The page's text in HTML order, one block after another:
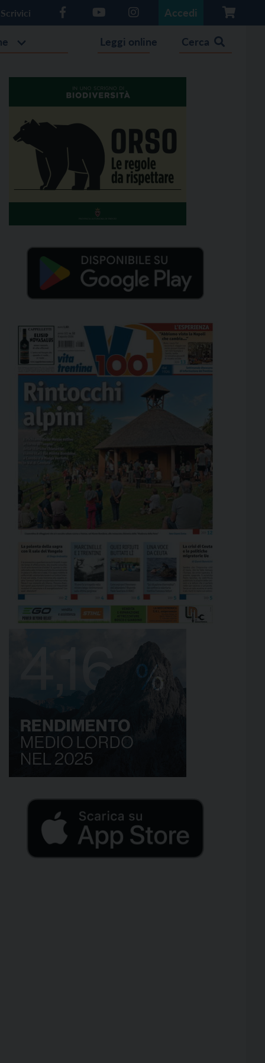
Scrivici Accedi
Leggi online Cerca